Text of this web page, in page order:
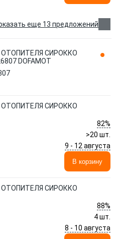
еще 13 предложений
СИРОККО
DOFAMOT
СИРОККО
82%
>20 шт.
9 - 12 августа
В корзину
СИРОККО
88%
4 шт.
8 - 10 августа